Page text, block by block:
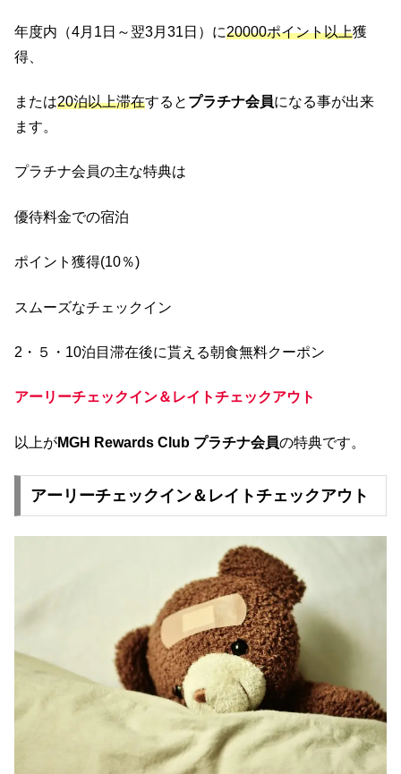
年度内（4月1日～翌3月31日）に20000ポイント以上獲
得、
または20泊以上滞在すると プラチナ会員になる事が出来
ます。
プラチナ会員の主な特典は
優待料金での宿泊
ポイント獲得(10％)
スムーズなチェックイン
2・５・10泊目滞在後に貰える朝食無料クーポン
アーリーチェックイン＆レイトチェックアウト
以上がMGH Rewards Club プラチナ会員の特典です。
アーリーチェックイン＆レイトチェックアウト